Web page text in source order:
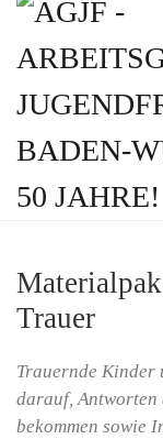
Trauer
Trauernde Kinder
darauf, Antworten
bekommen sowie